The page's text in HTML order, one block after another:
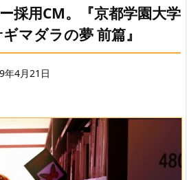
次へ
採用CM。『京都学園大学
マダラの夢 前篇』
年4月21日